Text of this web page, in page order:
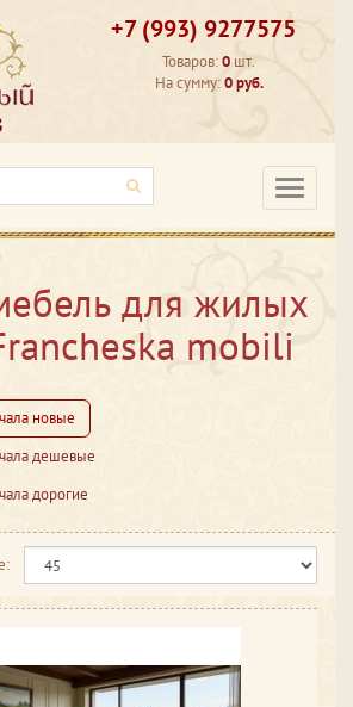
+7 (993) 9277575
Товаров:0 шт.
На сумму:0 руб.
для жилых
mobili
новые
дешевые
дорогие